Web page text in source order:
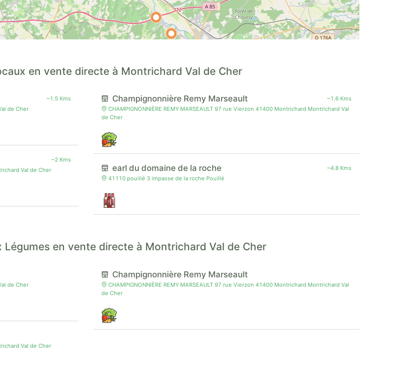
en vente directe à Montrichard Val de Cher
~1.5 Kms
de Cher
~2 Kms
Val de Cher
Champignonnière Remy Marseault
~1.6 Kms
CHAMPIGNONNIÈRE REMY MARSEAULT 97 rue Vierzon 41400 Montrichard Montrichard Val
de Cher
earl du domaine de la roche
~4.8 Kms
41110 pouillé 3 impasse de la roche Pouillé
Légumes en vente directe à Montrichard Val de Cher
de Cher
Val de Cher
Champignonnière Remy Marseault
CHAMPIGNONNIÈRE REMY MARSEAULT 97 rue Vierzon 41400 Montrichard Montrichard Val
de Cher